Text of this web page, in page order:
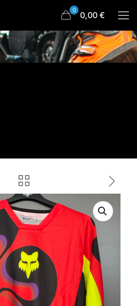
0 0,00 €